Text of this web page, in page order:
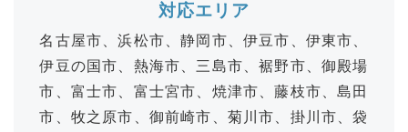
対応エリア
名古屋市、浜松市、静岡市、伊豆市、伊東市、
伊豆の国市、熱海市、三島市、裾野市、御殿場
市、富士市、富士宮市、焼津市、藤枝市、島田
市、牧之原市、御前崎市、菊川市、掛川市、袋